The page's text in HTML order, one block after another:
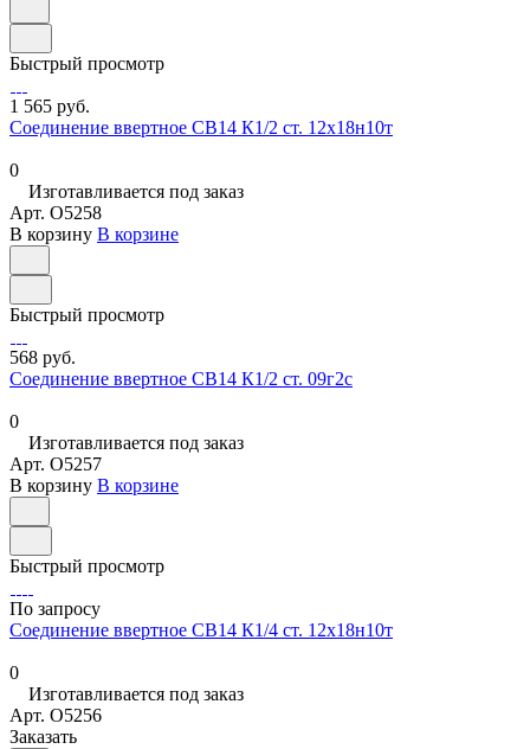
Быстрый просмотр
1 565 руб.
Соединение ввертное СВ14 К1/2 ст. 12х18н10т
0
Изготавливается под заказ
Арт. O5258
В корзину В корзине
Быстрый просмотр
568 руб.
Соединение ввертное СВ14 К1/2 ст. 09г2с
0
Изготавливается под заказ
Арт. O5257
В корзину В корзине
Быстрый просмотр
По запросу
Соединение ввертное СВ14 К1/4 ст. 12х18н10т
0
Изготавливается под заказ
Арт. O5256
Заказать